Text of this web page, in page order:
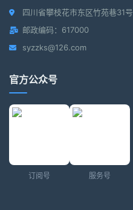
四川省攀枝花市东区竹苑巷31号
邮政编码：617000
syzzks@126.com
官方公众号
订阅号 服务号